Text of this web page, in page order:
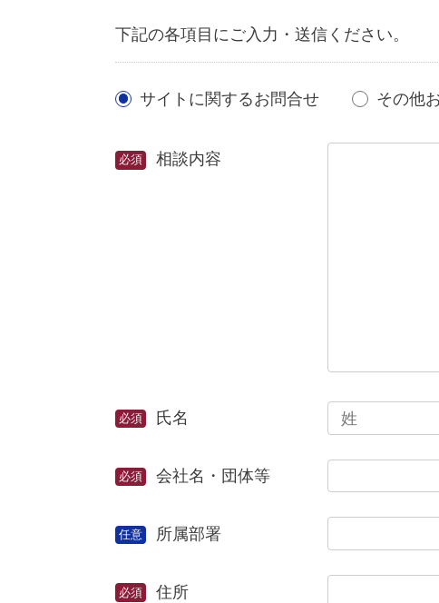
下記の各項目にご入力・送信ください。
サイトに関するお問合せ その他
相談内容
氏名
会社名・団体等
所属部署
住所